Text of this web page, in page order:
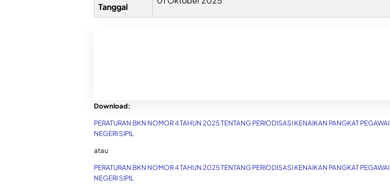
Tanggal
Download:
PERATURAN BKN NOMOR 4 TAHUN 2025 TENTANG PERIODISASI KENAIKAN PANGKAT PEGAWAI
NEGERI SIPIL
atau
PERATURAN BKN NOMOR 4 TAHUN 2025 TENTANG PERIODISASI KENAIKAN PANGKAT PEGAWAI
NEGERI SIPIL